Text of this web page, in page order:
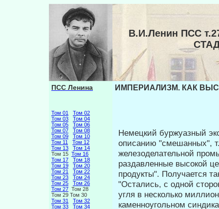
В.И.Ленин ПСС
ПСС Ленина
Том 01
Том 02
Том 03
Том 04
Том 05
Том 06
Том 07
Том 08
Том 09
Том 10
Том 11
Том 12
Том 13
Том 14
Том 15 Том 16
Том 17
Том 18
Том 19
Том 20
Том 21
Том 22
Том 23
Том 24
Том 25
Том 26
Том 27 Том 28
Том 29 Том 30
Том 31
Том 32
Том 33
Том 34
ИМПЕРИАЛИЗМ. КАК
Немецкий буржуазный
описа­нию "смешанных",
железоделатель­ной
раздавленные высокой
продукты". Получается
"Остались, с одной
угля в несколько
каменноугольном